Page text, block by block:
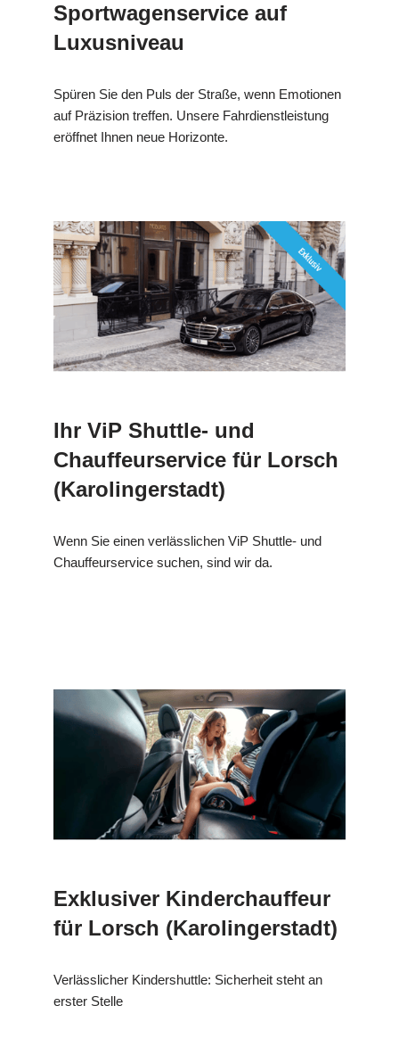
Sportwagenservice auf
Luxusniveau
Spüren Sie den Puls der Straße, wenn Emotionen
auf Präzision treffen. Unsere Fahrdienstleistung
eröffnet Ihnen neue Horizonte.
Ihr ViP Shuttle- und
Chauffeurservice für Lorsch
(Karolingerstadt)
Wenn Sie einen verlässlichen ViP Shuttle- und
Chauffeurservice suchen, sind wir da.
Exklusiver Kinderchauffeur
für Lorsch (Karolingerstadt)
Verlässlicher Kindershuttle: Sicherheit steht an
erster Stelle